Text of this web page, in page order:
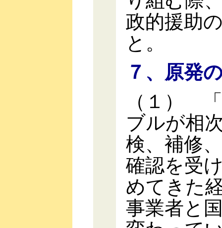
政的援助
と。
７、原発
（１）
ブルが相
検、補修
確認を受
めてきた
事業者と